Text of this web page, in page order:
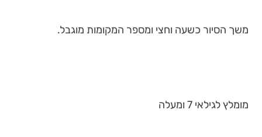
משך הסיור כשעה וחצי ומספר המקומות מוגבל.
מומלץ לגילאי 7 ומעלה